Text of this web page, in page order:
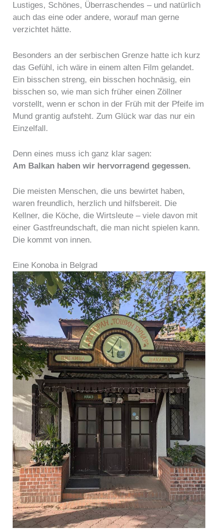
Lustiges, Schönes, Überraschendes – und natürlich
auch das eine oder andere, worauf man gerne
verzichtet hätte.
Besonders an der serbischen Grenze hatte ich kurz
das Gefühl, ich wäre in einem alten Film gelandet.
Ein bisschen streng, ein bisschen hochnäsig, ein
bisschen so, wie man sich früher einen Zöllner
vorstellt, wenn er schon in der Früh mit der Pfeife im
Mund grantig aufsteht. Zum Glück war das nur ein
Einzelfall.
Denn eines muss ich ganz klar sagen:
Am Balkan haben wir hervorragend gegessen.
Die meisten Menschen, die uns bewirtet haben,
waren freundlich, herzlich und hilfsbereit. Die
Kellner, die Köche, die Wirtsleute – viele davon mit
einer Gastfreundschaft, die man nicht spielen kann.
Die kommt von innen.
Eine Konoba in Belgrad